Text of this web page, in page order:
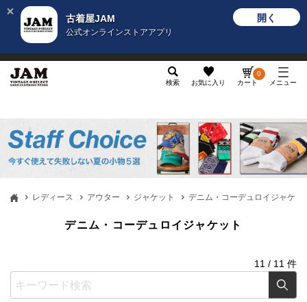
古着屋JAM
公式オンラインストアアプリ
開く
検索 お気に入り カート
0
メニュー
レディース アウター ジャケット デニム・コーデュロイジャケッ
デニム・コーデュロイジャケット
11 / 11 件